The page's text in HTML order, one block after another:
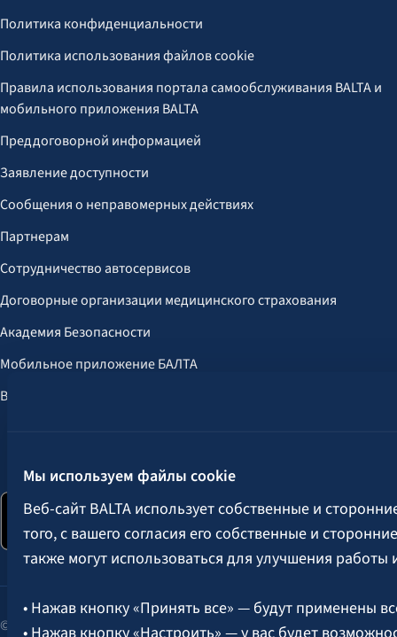
Мы используем файлы cookie
Веб-сайт BALTA использует собственные и
того, с вашего согласия его собственные и
также могут использоваться для улучшения работы
• Нажав кнопку «Принять все» — будут применены
• Нажав кнопку «Настроить» — у вас будет
Политика конфиденциальности
Политика использования файлов cookie
Правила использования портала самообслуживания BALTA и
мобильного приложения BALTA
Преддоговорной информацией
Заявление доступности
Сообщения о неправомерных действиях
Партнерам
Сотрудничество автосервисов
Договорные организации медицинского страхования
Академия Безопасности
Мобильное приложение БАЛТА
Выгоды для клиентов
© 2026 AAS BALTA | улица Сканстес 25, Рига, LV-1013, Латвия.